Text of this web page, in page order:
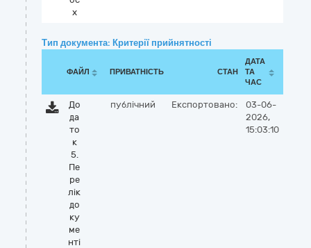
x
Тип документа: Критерії прийнятності
ФАЙЛ ПРИВАТНІСТЬ СТАН
ДАТА
ТА
ЧАС
До
да
то
к
5.
Пе
ре
лік
до
ку
ме
нті
публічний Експортовано:
03-06-
2026,
15:03:10